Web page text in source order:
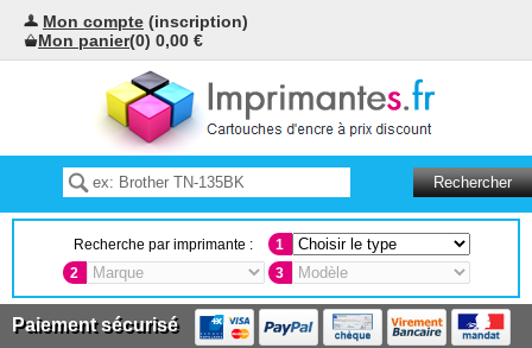
Mon compte (inscription)
Mon panier(0) 0,00 €
Recherche par imprimante :
1
2
3
Paiement sécurisé